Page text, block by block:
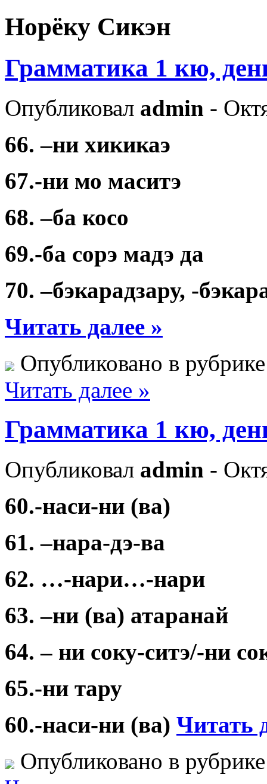
Норёку Сикэн
Грамматика 1 кю,
Опубликовал admin -
66. –ни хикикаэ
67.-ни мо маситэ
68. –ба косо
69.-ба сорэ мадэ да
70. –бэкарадзару, -
Читать далее »
Опубликовано в
Читать далее »
Грамматика 1 кю,
Опубликовал admin -
60.-наси-ни (ва)
61. –нара-дэ-ва
62. …-нари…-нари
63. –ни (ва) атаранай
64. – ни соку-ситэ/-ни
65.-ни тару
60.-наси-ни (ва) Читать
Опубликовано в